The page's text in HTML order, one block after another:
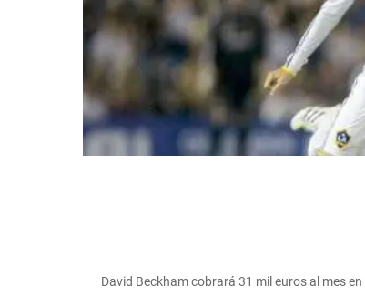
David Beckham cobrará 31 mil euros al mes en